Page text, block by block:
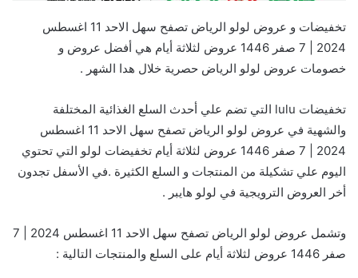
تخفيضات و عروض لولو الرياض تصفح سهل الاحد 11 اغسطس
2024 | 7 صفر 1446 عروض لثلاثة أيام هي أفضل عروض و
خصومات عروض لولو الرياض حصرية خلال هدا الشهر .
تخفيضات lulu التي تضم علي أحدث السلع الغذائية المختلفة
والشهية في عروض لولو الرياض تصفح سهل الاحد 11 اغسطس
2024 | 7 صفر 1446 عروض لثلاثة أيام تخفيضات لولو التي تحتوي
اليوم علي تشكيلة من المنتجات و السلع الكثيرة .في الأسفل تجدون
أخر العروض الترويجية في لولو هايبر .
وتشمل عروض لولو الرياض تصفح سهل الاحد 11 اغسطس 2024 | 7
صفر 1446 عروض لثلاثة أيام على السلع والمنتجات التالية :